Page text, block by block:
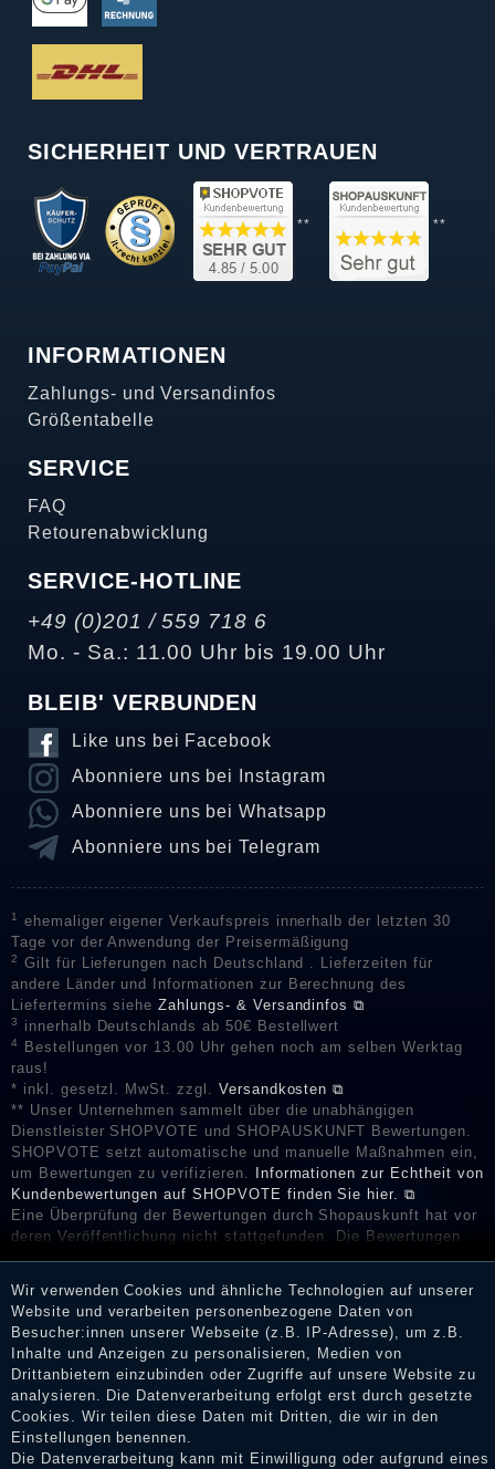
SICHERHEIT UND VERTRAUEN
** **
INFORMATIONEN
Zahlungs- und Versandinfos
Größentabelle
SERVICE
FAQ
Retourenabwicklung
SERVICE-HOTLINE
+49 (0)201 / 559 718 6
Mo. - Sa.: 11.00 Uhr bis 19.00 Uhr
BLEIB' VERBUNDEN
Like uns bei Facebook
Abonniere uns bei Instagram
Abonniere uns bei Whatsapp
Abonniere uns bei Telegram
1
ehemaliger eigener Verkaufspreis innerhalb der letzten 30
Tage vor der Anwendung der Preisermäßigung
2
Gilt für Lieferungen nach Deutschland . Lieferzeiten für
andere Länder und Informationen zur Berechnung des
Liefertermins sieheZahlungs- & Versandinfos ⧉
3 innerhalb Deutschlands ab 50€ Bestellwert
4
Bestellungen vor 13.00 Uhr gehen noch am selben Werktag
raus!
* inkl. gesetzl. MwSt. zzgl. Versandkosten ⧉
** Unser Unternehmen sammelt über die unabhängigen
Dienstleister SHOPVOTE und SHOPAUSKUNFT Bewertungen.
SHOPVOTE setzt automatische und manuelle Maßnahmen ein,
um Bewertungen zu verifizieren.
Informationen zur Echtheit von
Kundenbewertungen auf SHOPVOTE finden Sie hier. ⧉
Eine Überprüfung der Bewertungen durch Shopauskunft hat vor
deren Veröffentlichung nicht stattgefunden. Die Bewertungen
Erhalt einer Benachrichtigungs-E-Mail können Händler die
Bewertungen verifizieren und über die erfolgte Verifizierung im
Shop informieren.
Impressum
Wir verwenden Cookies und ähnliche Technologien auf unserer
Website und verarbeiten personenbezogene Daten von
Besucher:innen unserer Webseite (z.B. IP-Adresse), um z.B.
Inhalte und Anzeigen zu personalisieren, Medien von
Drittanbietern einzubinden oder Zugriffe auf unsere Website zu
analysieren. Die Datenverarbeitung erfolgt erst durch gesetzte
Cookies. Wir teilen diese Daten mit Dritten, die wir in den
Einstellungen benennen.
Die Datenverarbeitung kann mit Einwilligung oder aufgrund eines